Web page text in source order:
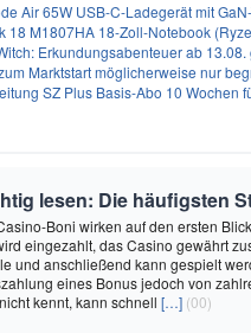
Air 65W USB-C-Ladegerät mit
18 M1807HA 18-Zoll-Notebook
Erkundungsabenteuer ab 13.08.
Marktstart möglicherweise nur
SZ Plus Basis-Abo 10 Wochen
lesen: Die häufigsten
Boni wirken auf den ersten
eingezahlt, das Casino gewährt
und anschließend kann gespielt
eines Bonus jedoch von
kennt, kann schnell […] (00)